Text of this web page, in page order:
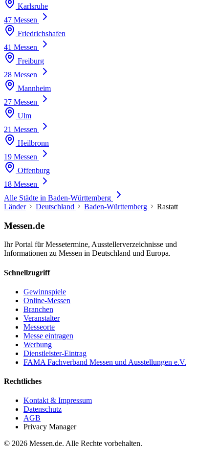
Karlsruhe
47 Messen
Friedrichshafen
41 Messen
Freiburg
28 Messen
Mannheim
27 Messen
Ulm
21 Messen
Heilbronn
19 Messen
Offenburg
18 Messen
Alle Städte in Baden-Württemberg
Länder
Deutschland Baden-Württemberg Rastatt
Messen.de
Ihr Portal für Messetermine, Ausstellerverzeichnisse und
Informationen zu Messen in Deutschland und Europa.
Schnellzugriff
Gewinnspiele
Online-Messen
Branchen
Veranstalter
Messeorte
Messe eintragen
Werbung
Dienstleister-Eintrag
FAMA Fachverband Messen und Ausstellungen e.V.
Rechtliches
Kontakt & Impressum
Datenschutz
AGB
Privacy Manager
© 2026 Messen.de. Alle Rechte vorbehalten.